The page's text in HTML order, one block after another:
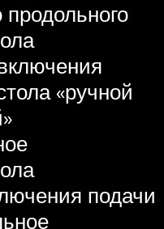
«ручной
подачи